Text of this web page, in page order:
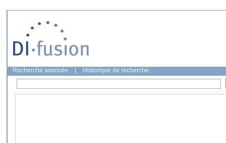
Recherche avancée Historique de recherche